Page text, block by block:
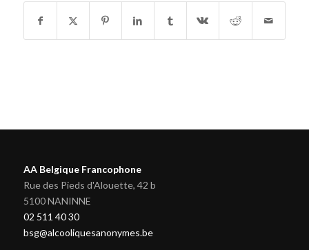
AA Belgique Francophone
Rue des Pieds d'Alouette, 42 b
5100 NANINNE
02 511 40 30
bsg@alcooliquesanonymes.be